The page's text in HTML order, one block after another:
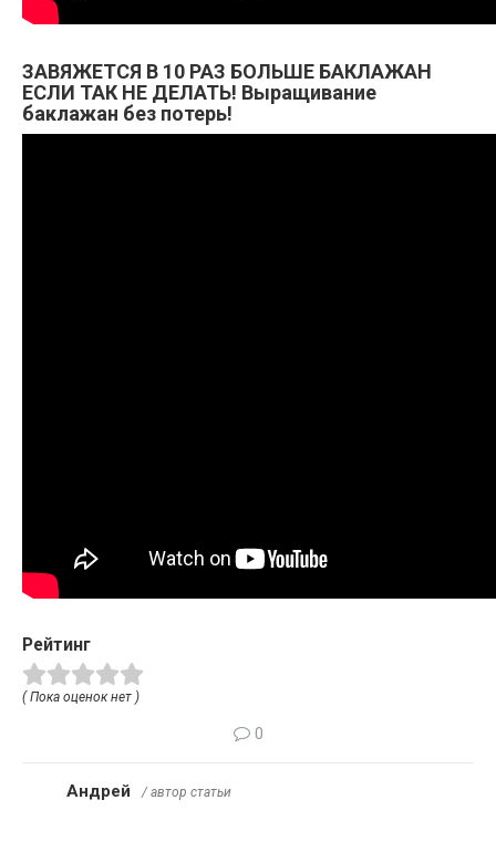
ЗАВЯЖЕТСЯ В 10 РАЗ БОЛЬШЕ БАКЛАЖАН
ЕСЛИ ТАК НЕ ДЕЛАТЬ! Выращивание
баклажан без потерь!
Рейтинг
( Пока оценок нет )
0
Андрей / автор статьи